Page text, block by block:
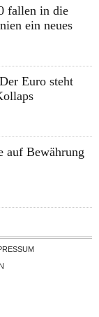
fallen in die
ein neues
Euro steht
auf Bewährung